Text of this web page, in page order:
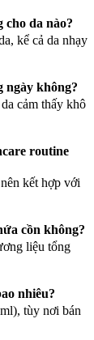
da nào?
kể cả da nhạy
ngày không?
cảm thấy khô
routine
kết hợp với
cồn không?
liệu tổng
nhiêu?
tùy nơi bán